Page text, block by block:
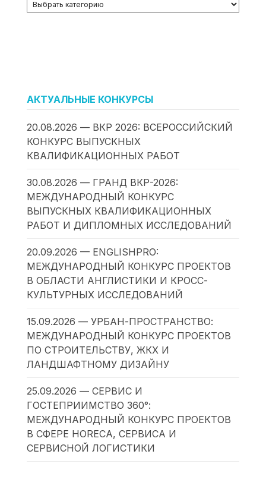
АКТУАЛЬНЫЕ КОНКУРСЫ
20.08.2026 — ВКР 2026: ВСЕРОССИЙСКИЙ
КОНКУРС ВЫПУСКНЫХ
КВАЛИФИКАЦИОННЫХ РАБОТ
30.08.2026 — ГРАНД ВКР-2026:
МЕЖДУНАРОДНЫЙ КОНКУРС
ВЫПУСКНЫХ КВАЛИФИКАЦИОННЫХ
РАБОТ И ДИПЛОМНЫХ ИССЛЕДОВАНИЙ
20.09.2026 — ENGLISHPRO:
МЕЖДУНАРОДНЫЙ КОНКУРС ПРОЕКТОВ
В ОБЛАСТИ АНГЛИСТИКИ И КРОСС-
КУЛЬТУРНЫХ ИССЛЕДОВАНИЙ
15.09.2026 — УРБАН-ПРОСТРАНСТВО:
МЕЖДУНАРОДНЫЙ КОНКУРС ПРОЕКТОВ
ПО СТРОИТЕЛЬСТВУ, ЖКХ И
ЛАНДШАФТНОМУ ДИЗАЙНУ
25.09.2026 — СЕРВИС И
ГОСТЕПРИИМСТВО 360°:
МЕЖДУНАРОДНЫЙ КОНКУРС ПРОЕКТОВ
В СФЕРЕ HORECA, СЕРВИСА И
СЕРВИСНОЙ ЛОГИСТИКИ